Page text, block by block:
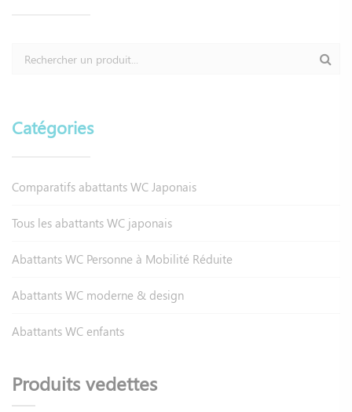
Catégories
Comparatifs abattants WC Japonais
Tous les abattants WC japonais
Abattants WC Personne à Mobilité Réduite
Abattants WC moderne & design
Abattants WC enfants
Produits vedettes